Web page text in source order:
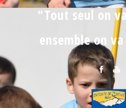
"Tout seul on
ensemble on